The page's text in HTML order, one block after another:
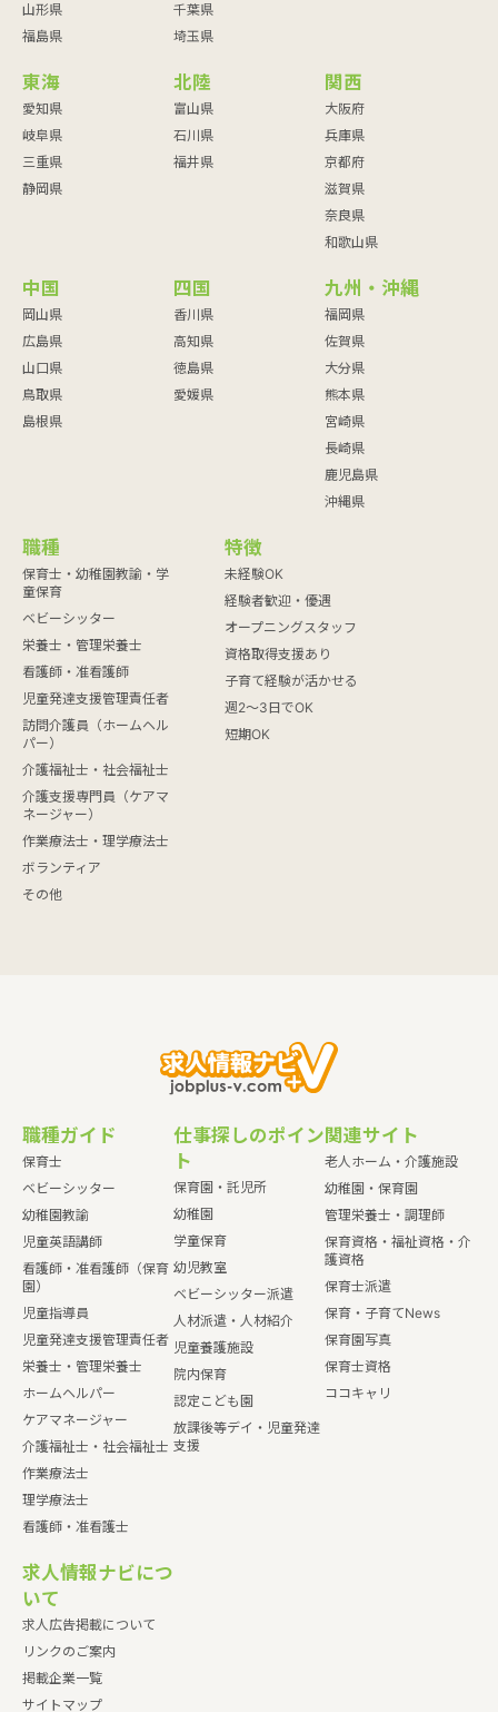
山形県
福島県
千葉県
埼玉県
東海
愛知県
岐阜県
三重県
静岡県
北陸
富山県
石川県
福井県
関西
大阪府
兵庫県
京都府
滋賀県
奈良県
和歌山県
中国
岡山県
広島県
山口県
鳥取県
島根県
四国
香川県
高知県
徳島県
愛媛県
九州・沖縄
福岡県
佐賀県
大分県
熊本県
宮崎県
長崎県
鹿児島県
沖縄県
職種
保育士・幼稚園教諭・学
童保育
ベビーシッター
栄養士・管理栄養士
看護師・准看護師
児童発達支援管理責任者
訪問介護員（ホームヘル
パー）
介護福祉士・社会福祉士
介護支援専門員（ケアマ
ネージャー）
作業療法士・理学療法士
ボランティア
その他
特徴
未経験OK
経験者歓迎・優遇
オープニングスタッフ
資格取得支援あり
子育て経験が活かせる
週2～3日でOK
短期OK
職種ガイド
保育士
ベビーシッター
幼稚園教諭
児童英語講師
看護師・准看護師（保育
園）
児童指導員
児童発達支援管理責任者
栄養士・管理栄養士
ホームヘルパー
ケアマネージャー
介護福祉士・社会福祉士
作業療法士
理学療法士
看護師・准看護士
仕事探しのポイン
ト
保育園・託児所
幼稚園
学童保育
幼児教室
ベビーシッター派遣
人材派遣・人材紹介
児童養護施設
院内保育
認定こども園
放課後等デイ・児童発達
支援
関連サイト
老人ホーム・介護施設
幼稚園・保育園
管理栄養士・調理師
保育資格・福祉資格・介
護資格
保育士派遣
保育・子育てNews
保育園写真
保育士資格
ココキャリ
求人情報ナビにつ
いて
求人広告掲載について
リンクのご案内
掲載企業一覧
サイトマップ